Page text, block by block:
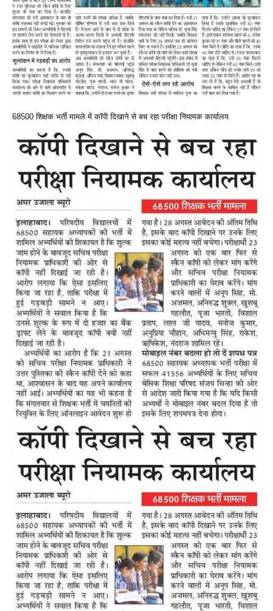
68500 शिक्षक भर्ती मामले में कॉपी दिखाने से बच रहा परीक्षा नियामक कार्यालय